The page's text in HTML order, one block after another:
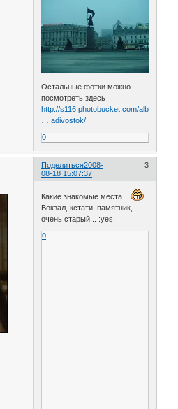
Остальные фотки можно
посмотреть здесь
http://s116.photobucket.com/albums/
… adivostok/
0
Поделиться 3
2008-
08-18 15:07:37
Какие знакомые места...
Вокзал, кстати, памятник,
очень старый... :yes:
0